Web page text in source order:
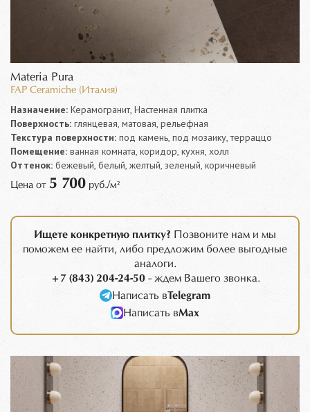
Materia Pura
FAP Ceramiche (Италия)
Назначение: Керамогранит, Настенная плитка
Поверхность: глянцевая, матовая, рельефная
Текстура поверхности: под камень, под мозаику, терраццо
Помещение: ванная комната, коридор, кухня, холл
Оттенок: бежевый, белый, желтый, зеленый, коричневый
Цена от 5 700 руб./м²
Ищете конкретную плитку? Позвоните нам и мы
поможем ее найти, либо предложим более выгодные
аналоги.
+7 (843) 204-24-50 - ждем Вашего звонка.
Написать вTelegram
Написать вMax